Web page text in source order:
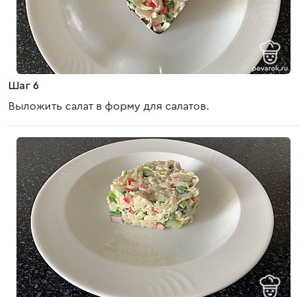
Шаг 6
Выложить салат в форму для салатов.